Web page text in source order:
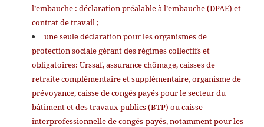
l’embauche : déclaration préalable à l’embauche (DPAE) et
contrat de travail ;
une seule déclaration pour les organismes de
protection sociale gérant des régimes collectifs et
obligatoires: Urssaf, assurance chômage, caisses de
retraite complémentaire et supplémentaire, organisme de
prévoyance, caisse de congés payés pour le secteur du
bâtiment et des travaux publics (BTP) ou caisse
interprofessionnelle de congés-payés, notamment pour les